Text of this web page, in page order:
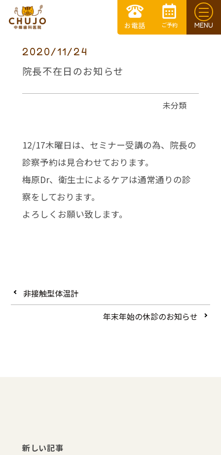
2020/11/24
院長不在日のお知らせ
未分類
12/17木曜日は、セミナー受講の為、院長の
診察予約は見合わせております。
梅原Dr、衛生士によるケアは通常通りの診
察をしております。
よろしくお願い致します。
非接触型体温計
年末年始の休診のお知らせ
新しい記事